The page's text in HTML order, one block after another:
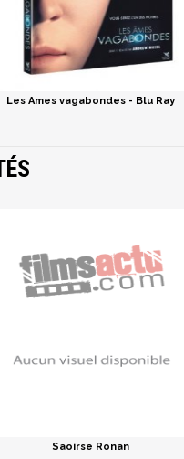
Les Ames vagabondes - Blu Ray
Saoirse Ronan